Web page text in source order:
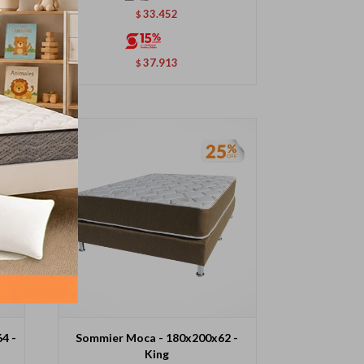
$ 33.452
$ 37.913
-
Sommier Moca - 180x200x62 -
King